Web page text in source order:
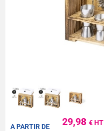
29,98€ HT
A PARTIR DE